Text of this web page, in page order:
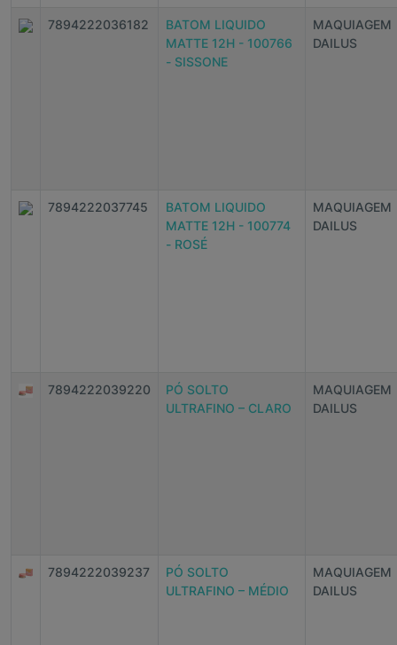
7894222036182
BATOM LIQUIDO
MATTE 12H - 100766
- SISSONE
MAQUIAGEM
DAILUS
7894222037745
BATOM LIQUIDO
MATTE 12H - 100774
- ROSÉ
MAQUIAGEM
DAILUS
7894222039220
PÓ SOLTO
ULTRAFINO – CLARO
MAQUIAGEM
DAILUS
7894222039237
PÓ SOLTO
ULTRAFINO – MÉDIO
MAQUIAGEM
DAILUS